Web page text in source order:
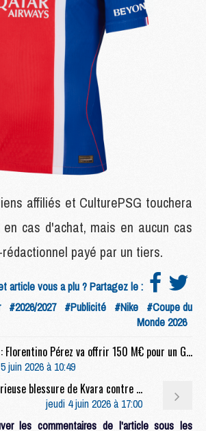
affiliés et CulturePSG touchera
cas d'achat, mais en aucun cas
payé par un tiers.
article vous a plu ? Partagez le :
#2026/2027 #Publicité #Nike #Coupe du
Monde 2026
Mercato : Florentino Pérez va offrir 150 M€ pour un Galactique, une star du PSG visée ?
juin 2026 à 10:49
Infirmerie : La mystérieuse blessure de Kvara contre Arsenal expliquée
jeudi 4 juin 2026 à 17:00
les commentaires de l'article sous les